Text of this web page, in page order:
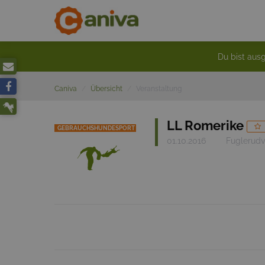
Du bist
Caniva Übersicht
GEBRAUCHSHUNDESPORT LL Romerike
01.10.2016